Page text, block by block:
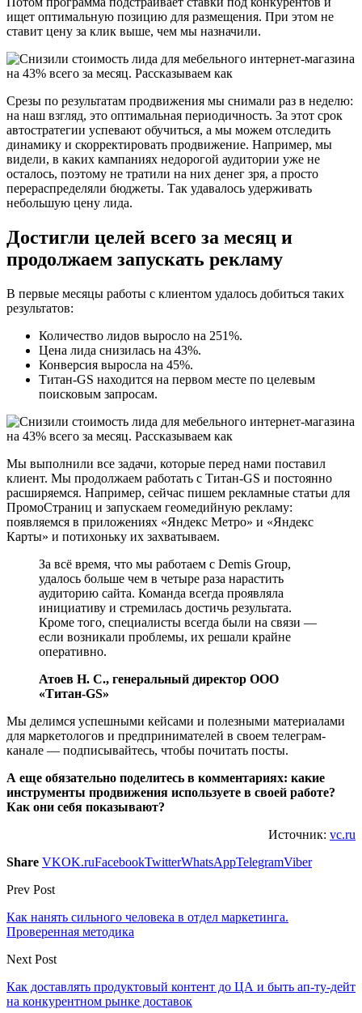
ищет оптимальную позицию для размещения. При этом не
ставит цену за клик выше, чем мы назначили.
Срезы по результатам продвижения мы снимали раз в неделю:
на наш взгляд, это оптимальная периодичность. За этот срок
автостратегии успевают обучиться, а мы можем отследить
динамику и скорректировать продвижение. Например, мы
видели, в каких кампаниях недорогой аудитории уже не
осталось, поэтому не тратили на них денег зря, а просто
перераспределяли бюджеты. Так удавалось удерживать
небольшую цену лида.
Достигли целей всего за месяц и
продолжаем запускать рекламу
В первые месяцы работы с клиентом удалось добиться таких
результатов:
Количество лидов выросло на 251%.
Цена лида снизилась на 43%.
Конверсия выросла на 45%.
Титан-GS находится на первом месте по целевым
поисковым запросам.
Мы выполнили все задачи, которые перед нами поставил
клиент. Мы продолжаем работать с Титан-GS и постоянно
расширяемся. Например, сейчас пишем рекламные статьи для
ПромоСтраниц и запускаем геомедийную рекламу:
появляемся в приложениях «Яндекс Метро» и «Яндекс
Карты» и потихоньку их захватываем.
За всё время, что мы работаем с Demis Group,
удалось больше чем в четыре раза нарастить
аудиторию сайта. Команда всегда проявляла
инициативу и стремилась достичь результата.
Кроме того, специалисты всегда были на связи —
если возникали проблемы, их решали крайне
оперативно.
Атоев Н. С., генеральный директор ООО
«Титан-GS»
Мы делимся успешными кейсами и полезными материалами
для маркетологов и предпринимателей в своем телеграм-
канале — подписывайтесь, чтобы почитать посты.
А еще обязательно поделитесь в комментариях: какие
инструменты продвижения используете в своей работе?
Как они себя показывают?
Источник: vc.ru
Share VKOK.ruFacebookTwitterWhatsAppTelegramViber
Prev Post
Как нанять сильного человека в отдел маркетинга.
Проверенная методика
Next Post
Как доставлять продуктовый контент до ЦА и быть ап-ту-дейт
на конкурентном рынке доставок